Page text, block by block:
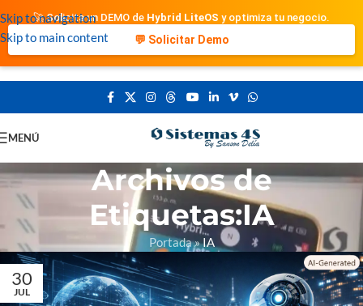
Skip to navigation
Skip to main content
🚀 Solicita un DEMO de Hybrid LiteOS y optimiza tu negocio.
💬 Solicitar Demo
MENÚ
Archivos de
Etiquetas:IA
Portada»IA
30
JUL